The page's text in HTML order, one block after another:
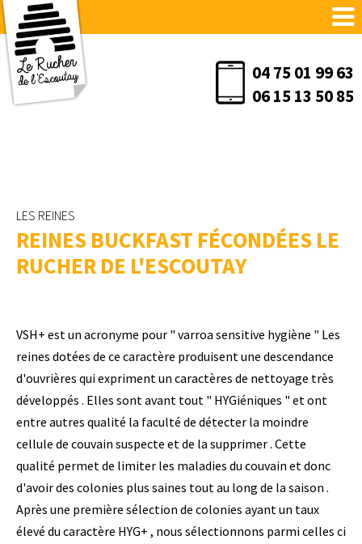
04 75 01 99 63
06 15 13 50 85
LES REINES
REINES BUCKFAST FÉCONDÉES LE
RUCHER DE L'ESCOUTAY
VSH+ est un acronyme pour " varroa sensitive hygiène " Les
reines dotées de ce caractère produisent une descendance
d'ouvrières qui expriment un caractères de nettoyage très
développés . Elles sont avant tout " HYGiéniques " et ont
entre autres qualité la faculté de détecter la moindre
cellule de couvain suspecte et de la supprimer . Cette
qualité permet de limiter les maladies du couvain et donc
d'avoir des colonies plus saines tout au long de la saison .
Après une première sélection de colonies ayant un taux
élevé du caractère HYG+ , nous sélectionnons parmi celles ci